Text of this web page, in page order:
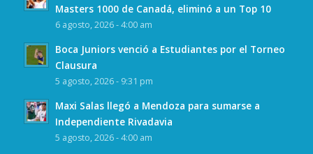
Masters 1000 de Canadá, eliminó a un Top 10
6 agosto, 2026 - 4:00 am
Boca Juniors venció a Estudiantes por el Torneo
Clausura
5 agosto, 2026 - 9:31 pm
Maxi Salas llegó a Mendoza para sumarse a
Independiente Rivadavia
5 agosto, 2026 - 4:00 am